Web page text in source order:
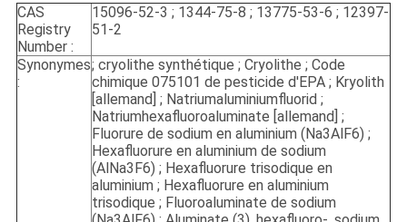
CAS
Registry
Number :
15096-52-3 ; 1344-75-8 ; 13775-53-6 ; 12397-
51-2
Synonymes
:
; cryolithe synthétique ; Cryolithe ; Code
chimique 075101 de pesticide d'EPA ; Kryolith
[allemand] ; Natriumaluminiumfluorid ;
Natriumhexafluoroaluminate [allemand] ;
Fluorure de sodium en aluminium (Na3AlF6) ;
Hexafluorure en aluminium de sodium
(AlNa3F6) ; Hexafluorure trisodique en
aluminium ; Hexafluorure en aluminium
trisodique ; Fluoroaluminate de sodium